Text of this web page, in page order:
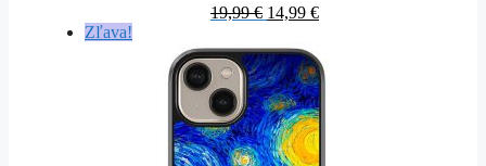
19,99€ Original
was:
19,99 €.
14,99 €Current
14,99 €.
Zľava!